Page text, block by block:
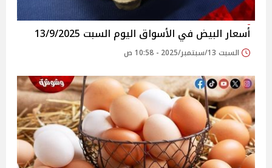
أسعار البيض في الأسواق‎‎ اليوم السبت 13/9/2025
السبت 13/سبتمبر/2025 - 10:58 ص